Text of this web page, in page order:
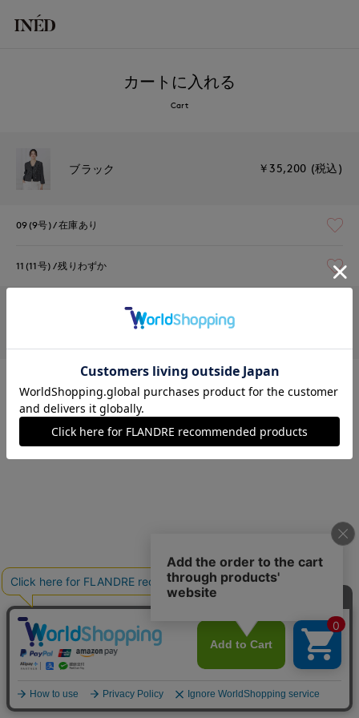
カートに入れる
Cart
ブラック ￥35,200 (税込)
09(9号) 在庫あり
11(11号) 残りわずか
オフホワイト
在庫なし
11(11号) 在庫なし